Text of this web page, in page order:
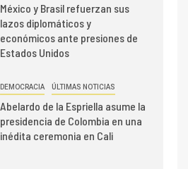
México y Brasil refuerzan sus
lazos diplomáticos y
económicos ante presiones de
Estados Unidos
DEMOCRACIA ÚLTIMAS NOTICIAS
Abelardo de la Espriella asume la
presidencia de Colombia en una
inédita ceremonia en Cali